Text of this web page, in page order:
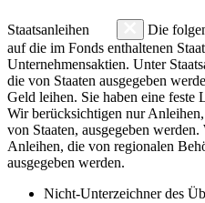
Staatsanleihen
Die
auf die im Fonds enthaltenen
Unternehmensaktien. Unter
die von Staaten ausgegeben
Geld leihen. Sie haben eine feste
Wir berücksichtigen nur
von Staaten, ausgegeben
Anleihen, die von regionalen
ausgegeben werden.
Nicht-Unterzeichner des